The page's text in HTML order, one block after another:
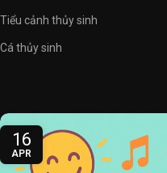
Tiểu cảnh thủy sinh
Cá thủy sinh
16
APR